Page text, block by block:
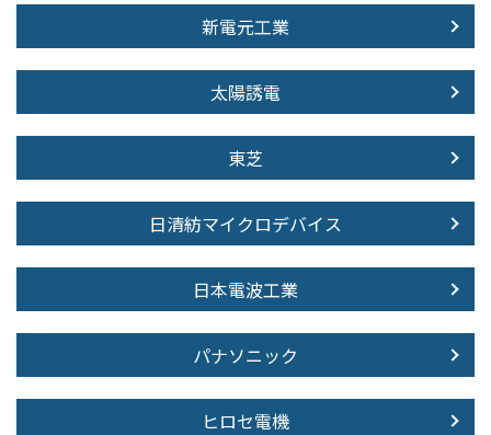
新電元工業
太陽誘電
東芝
日清紡マイクロデバイス
日本電波工業
パナソニック
ヒロセ電機